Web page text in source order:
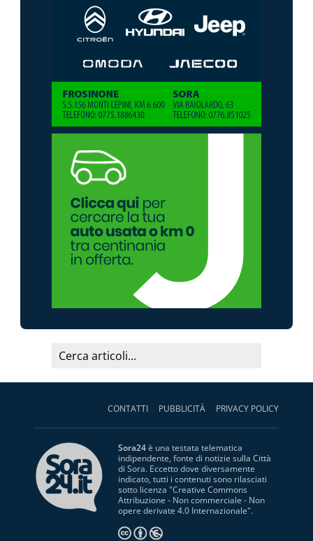
CONTATTI PUBBLICITÀ PRIVACY POLICY
Sora24è una testata telematica
indipendente, fonte di notizie sulla Città
di Sora. Eccetto dove diversamente
indicato, tutti i contenuti sono rilasciati
sotto licenza "Creative Commons
Attribuzione - Non commerciale - Non
opere derivate 4.0 Internazionale".